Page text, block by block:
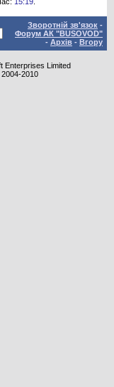
Зворотній зв'язок -
Форум АК "BUSOVOD"
- Архів - Вгору
Enterprises Limited
2010